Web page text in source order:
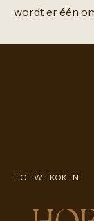
wordteréén
HOE WE KOKEN